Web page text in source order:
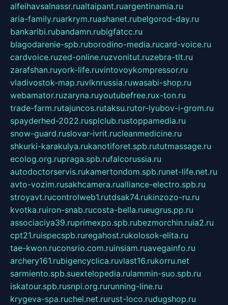
alfeihavsalnassr.rualtaipant.ruargentinamia.ru
aria-family.ruarkrym.ruashanet.rubelgorod-day.ru
bankaribi.rubandamn.rubigfatcc.ru
blagodarenie-spb.ruborodino-media.rucard-voice.ru
cardvoice.ruzed-online.ruzvonitut.ruzebra-tlt.ru
zarafshan.ruyork-life.ruvintovoykompressor.ru
vladivostok-map.ruvlknrussia.ruwasabi-shop.ru
webamator.ruzaryna.ruyoutubefree.rux-ton.ru
trade-farm.rutajuncos.rutaksu.rutor-lyubov-i-grom.ru
spayderhed-2022.rusplclub.rustoppamedia.ru
snow-guard.ruslovar-ivrit.rucleanmedicine.ru
shkurki-karakulya.rukanotiforet.spb.rututmassage.ru
ecolog.org.rupraga.spb.rufalcorussia.ru
autodoctorservis.rukamertondom.spb.runet-life.net.ru
avto-vozim.rusakhcamera.rualliance-electro.spb.ru
stroyavt.rucontrolweb1.rutdsak74.rukinzozo-ru.ru
kvotka.ruiron-snab.rucosta-bella.rueugrus.pp.ru
associaciya39.ruprimexpo.spb.rubezmorchin.ruia2.ru
cpt21.ruispecspb.ruregahost.rukolosok-elita.ru
tae-kwon.ruconsrio.com.ruinsiam.ruavegainfo.ru
archery161.rubigencyclica.ruvlast16.rukorru.net
sarmiento.spb.suextelopedia.rulammin-suo.spb.ru
iskatour.spb.rusnpi.org.rurunning-line.ru
krygeva-spa.ruchel.net.rurust-loco.rudugshop.ru